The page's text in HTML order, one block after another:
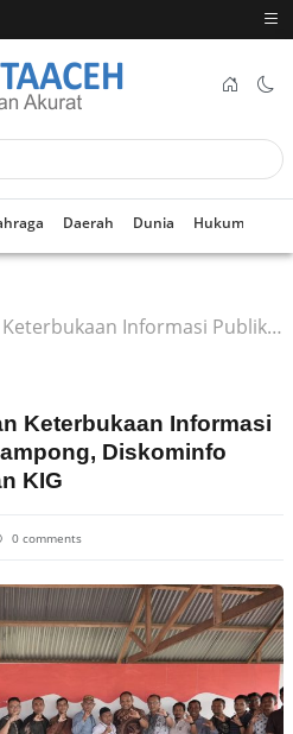
Daerah Dunia Hukum
dan Potensi Gampong, Diskominfo Aceh Gelar Pertemuan KIG
Keterbukaan Informasi
Diskominfo
KIG
0 comments